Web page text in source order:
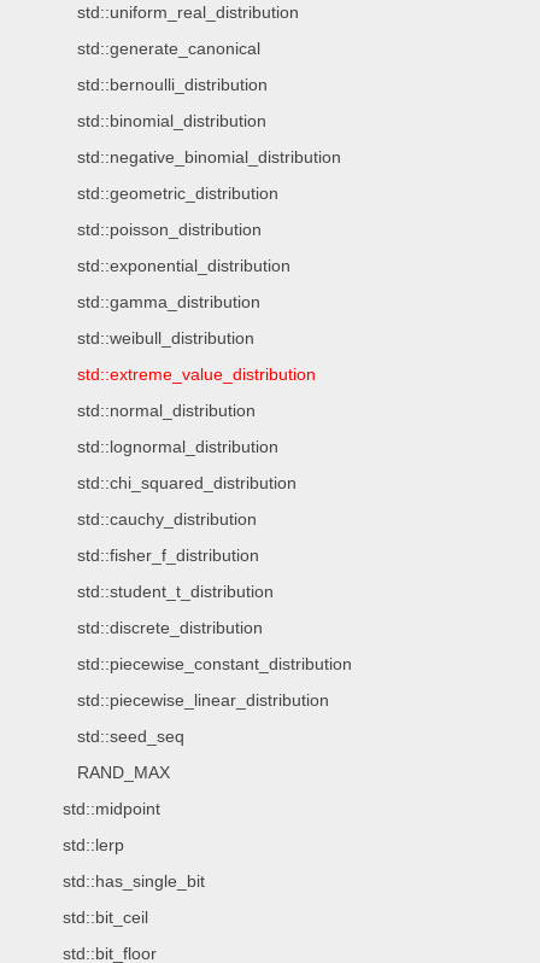
std::uniform_real_distribution
std::generate_canonical
std::bernoulli_distribution
std::binomial_distribution
std::negative_binomial_distribution
std::geometric_distribution
std::poisson_distribution
std::exponential_distribution
std::gamma_distribution
std::weibull_distribution
std::extreme_value_distribution
std::normal_distribution
std::lognormal_distribution
std::chi_squared_distribution
std::cauchy_distribution
std::fisher_f_distribution
std::student_t_distribution
std::discrete_distribution
std::piecewise_constant_distribution
std::piecewise_linear_distribution
std::seed_seq
RAND_MAX
std::midpoint
std::lerp
std::has_single_bit
std::bit_ceil
std::bit_floor